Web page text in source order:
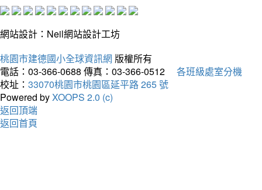
網站設計：Neil網站設計工坊
桃園市建德國小全球資訊網 版權所有
電話：03-366-0688 傳真：03-366-0512
各班級處室分機
校址： 33070桃園市桃園區延平路 265 號
Powered byXOOPS 2.0 (c)
返回頂端
返回首頁